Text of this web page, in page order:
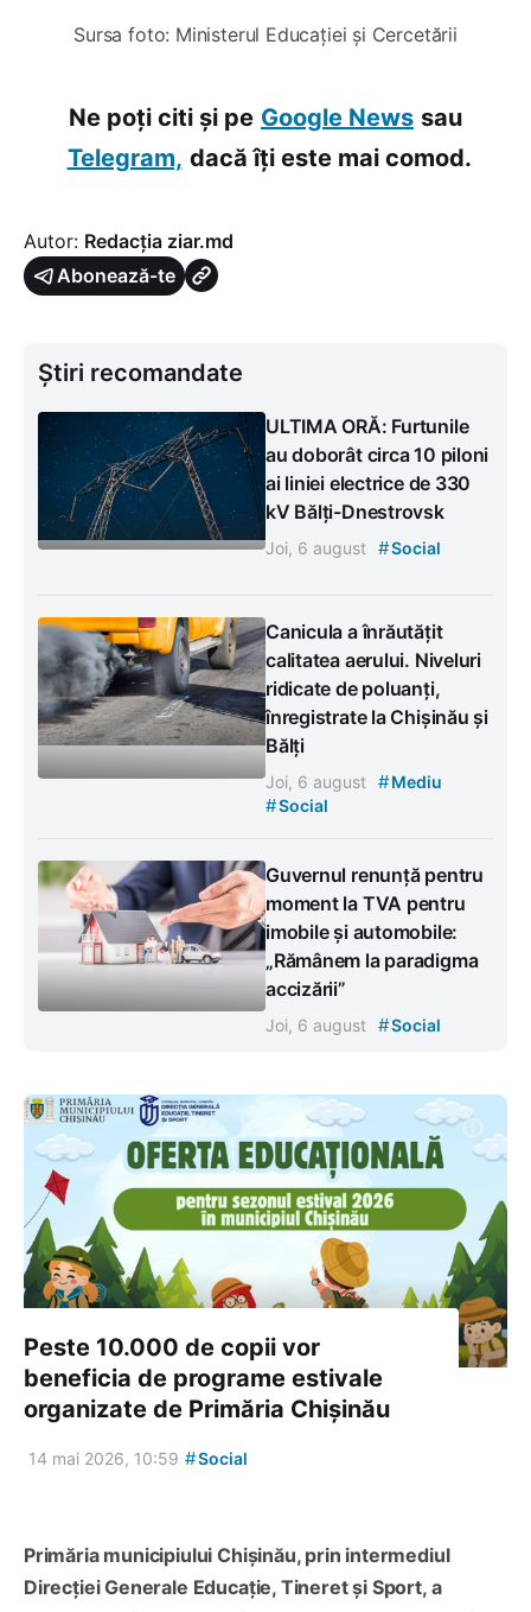
Sursa foto: Ministerul Educației și Cercetării
Ne poți citi și pe Google News sau
Telegram, dacă îți este mai comod.
Autor: Redacția ziar.md
Abonează-te
Știri recomandate
ULTIMA ORĂ: Furtunile
au doborât circa 10 piloni
ai liniei electrice de 330
kV Bălți-Dnestrovsk
Joi, 6 august #Social
Canicula a înrăutățit
calitatea aerului. Niveluri
ridicate de poluanți,
înregistrate la Chișinău și
Bălți
Joi, 6 august #Mediu
#Social
Guvernul renunță pentru
moment la TVA pentru
imobile și automobile:
„Rămânem la paradigma
accizării”
Joi, 6 august #Social
Peste 10.000 de copii vor
beneficia de programe estivale
organizate de Primăria Chișinău
14 mai 2026, 10:59 #Social
Primăria municipiului Chișinău, prin intermediul
Direcției Generale Educație, Tineret și Sport, a